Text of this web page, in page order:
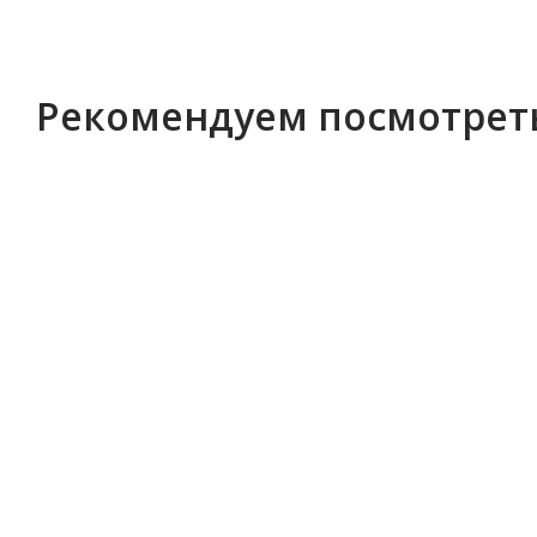
Рекомендуем